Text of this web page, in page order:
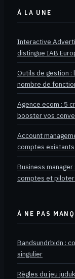
À LA UNE
Interactive
distingue IAB
Outils de gestion :
nombre de
Agence ecom : 5
booster vos
Account
comptes existants
Business
comptes et
À NE PAS
Bandsundrbidn :
singulier
Règles du jeu